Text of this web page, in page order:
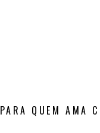
PARA QUEM AMA